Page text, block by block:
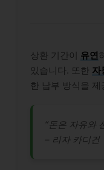
상환 기간이 유연
있습니다. 또한 자
한 납부 방식을 제
“돈은 자유와
– 리자 카디건